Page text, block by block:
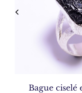
Bague ciselé